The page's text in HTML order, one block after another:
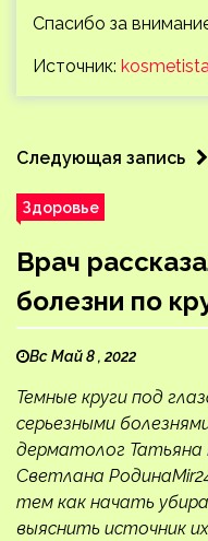
Спасибо за
Источник:
Следующая запись
Здоровье
Врач
болезни по
Вс Май 8 , 2022
Темные круги под
серьезными
дерматолог Татьяна
Светлана
тем как начать
выяснить источник